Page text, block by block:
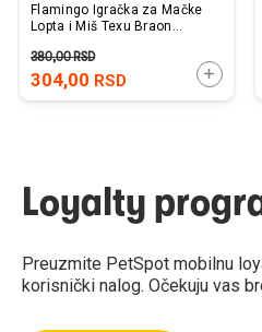
Flamingo Igračka za Mačke
Lopta i Miš Texu Braon
304,00 RSD
380,00RSD
Loyalty
Preuzmite PetSpot mobilnu
korisnički nalog. Očekuju vas